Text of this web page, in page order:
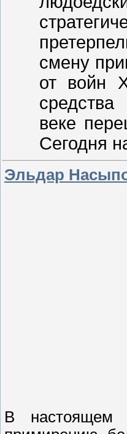
смену
от войн
веке
Сегодня
Эльдар
В настоящем